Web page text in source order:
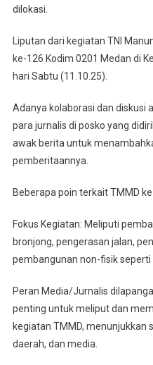
dilokasi.
Liputan dari kegiatan TNI
ke-126 Kodim 0201 Medan di
hari Sabtu (11.10.25).
Adanya kolaborasi dan diskusi
para jurnalis di posko yang
awak berita untuk
pemberitaannya.
Beberapa poin terkait TMMD
Fokus Kegiatan: Meliputi
bronjong, pengerasan jalan,
pembangunan non-fisik seperti
Peran Media/Jurnalis
penting untuk meliput dan
kegiatan TMMD, menunjukkan
daerah, dan media.